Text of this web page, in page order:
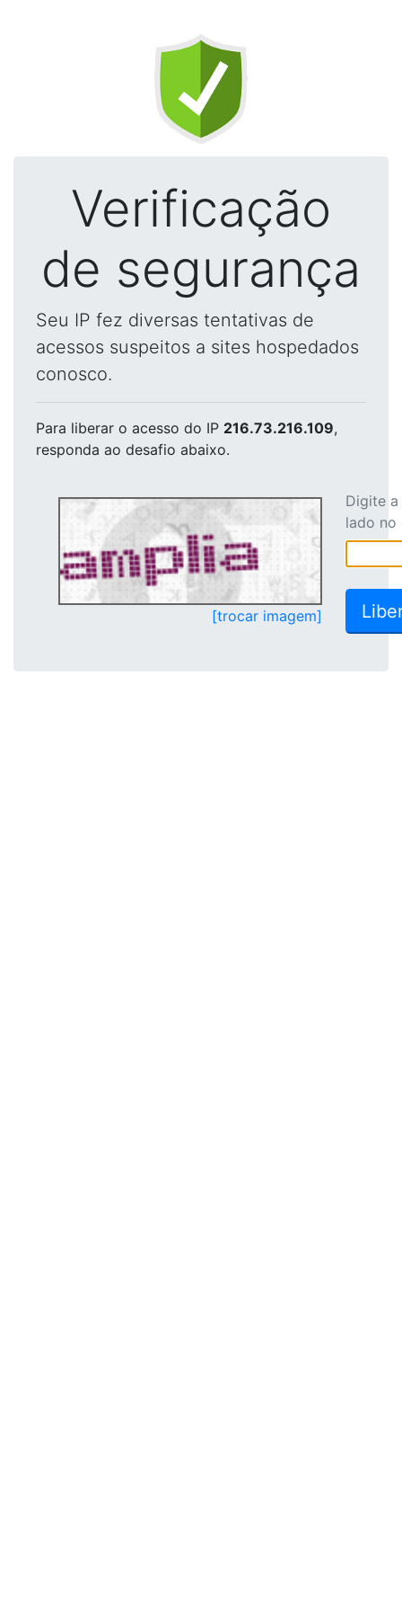
Verificação
de segurança
Seu IP fez diversas tentativas de
acessos suspeitos a sites hospedados
conosco.
Para liberar o acesso do IP 216.73.216.109,
responda ao desafio abaixo.
[trocar imagem]
Digite
lado no